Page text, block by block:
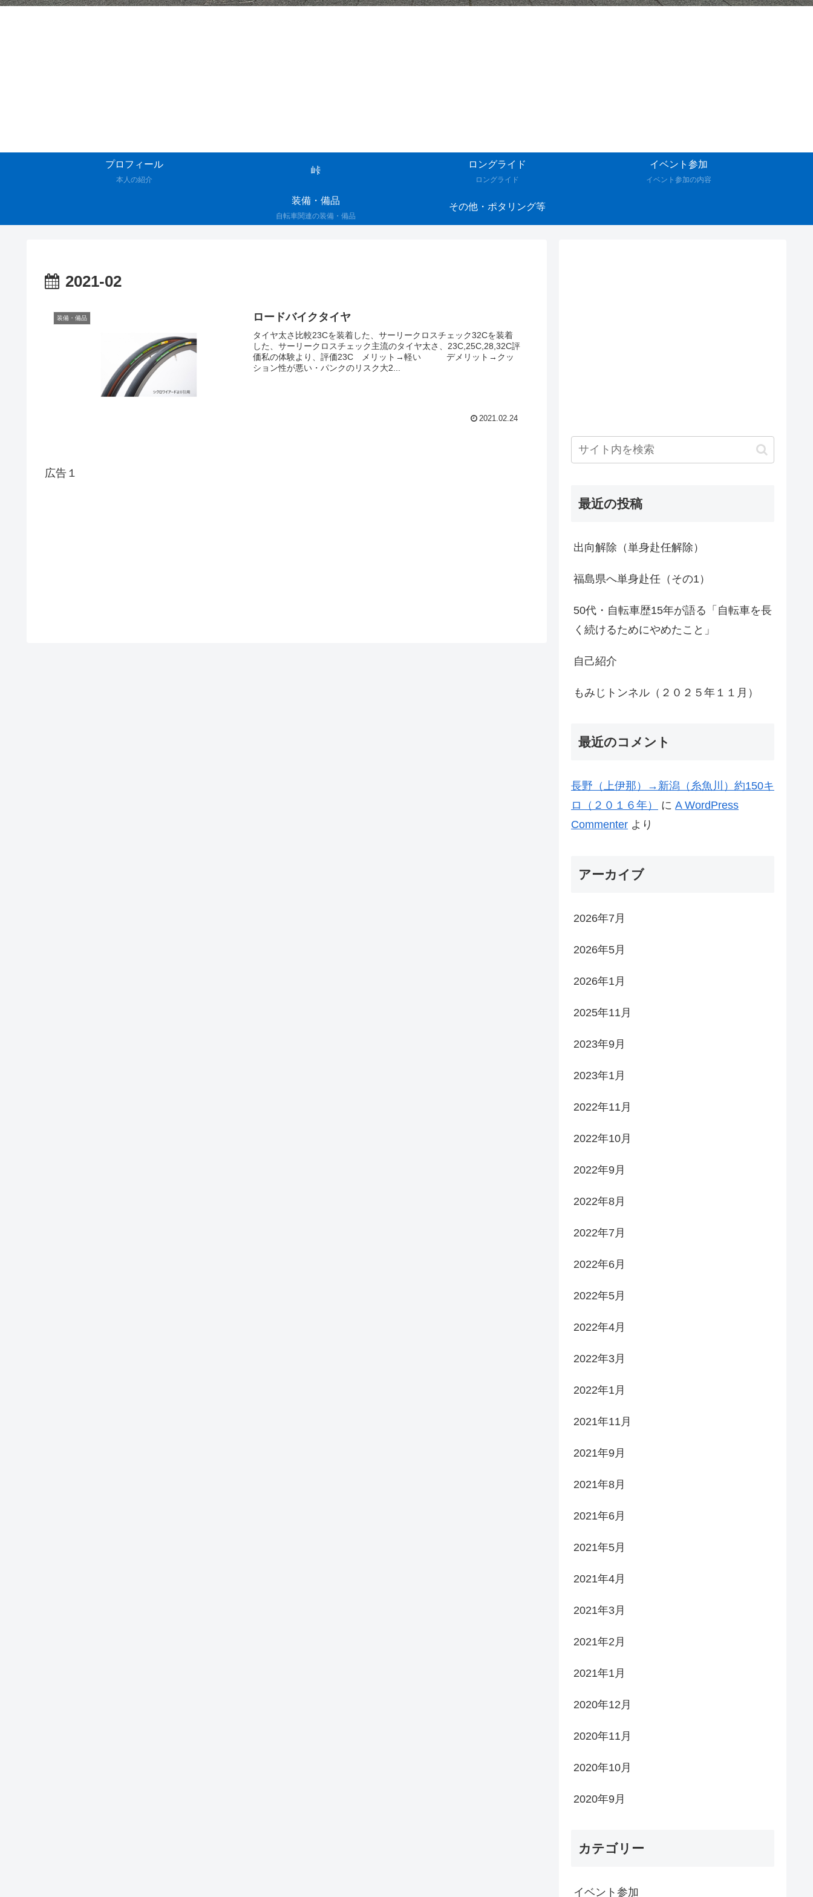
プロフィール
本人の紹介
峠
ロングライド
ロングライド
イベント参加
イベント参加の内容
装備・備品
自転車関連の装備・備品
その他・ポタリング等
2021-02
装備・備品 ロードバイクタイヤ
タイヤ太さ比較23Cを装着した、サーリークロスチェック32Cを装着
した、サーリークロスチェック主流のタイヤ太さ、23C,25C,28,32C評
価私の体験より、評価23C メリット→軽い デメリット→クッ
ション性が悪い・パンクのリスク大2...
2021.02.24
広告１
最近の投稿
出向解除（単身赴任解除）
福島県へ単身赴任（その1）
50代・自転車歴15年が語る「自転車を長
く続けるためにやめたこと」
自己紹介
もみじトンネル（２０２５年１１月）
最近のコメント
長野（上伊那）→新潟（糸魚川）約150キ
ロ（２０１６年）
に A WordPress
Commenter より
アーカイブ
2026年7月
2026年5月
2026年1月
2025年11月
2023年9月
2023年1月
2022年11月
2022年10月
2022年9月
2022年8月
2022年7月
2022年6月
2022年5月
2022年4月
2022年3月
2022年1月
2021年11月
2021年9月
2021年8月
2021年6月
2021年5月
2021年4月
2021年3月
2021年2月
2021年1月
2020年12月
2020年11月
2020年10月
2020年9月
カテゴリー
イベント参加